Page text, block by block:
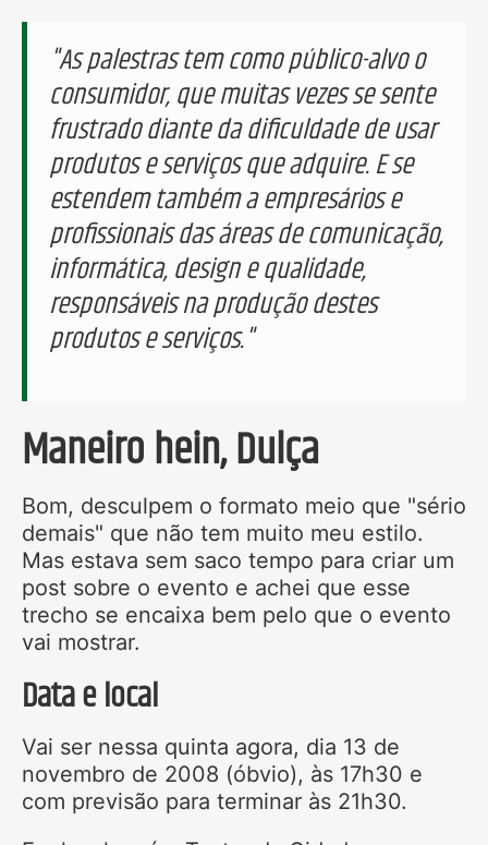
"As palestras tem como público-alvo o
consumidor, que muitas vezes se sente
frustrado diante da dificuldade de usar
produtos e serviços que adquire. E se
estendem também a empresários e
profissionais das áreas de comunicação,
informática, design e qualidade,
responsáveis na produção destes
produtos e serviços."
Maneiro hein, Dulça
Bom, desculpem o formato meio que "sério
demais" que não tem muito meu estilo.
Mas estava sem saco tempo para criar um
post sobre o evento e achei que esse
trecho se encaixa bem pelo que o evento
vai mostrar.
Data e local
Vai ser nessa quinta agora, dia 13 de
novembro de 2008 (óbvio), às 17h30 e
com previsão para terminar às 21h30.